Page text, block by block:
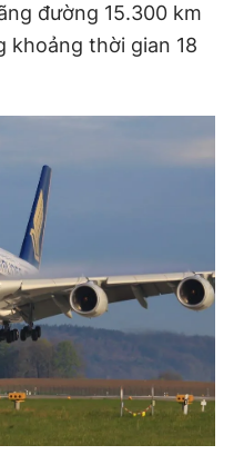
hệ quảng cáo
Tòa soạn
Thành
cấp ngày 24.3.2020
Thanh Niên. Cấm sao
có sự chấp thuận bằng văn
JSC.
đường 15.300 km
khoảng thời gian 18